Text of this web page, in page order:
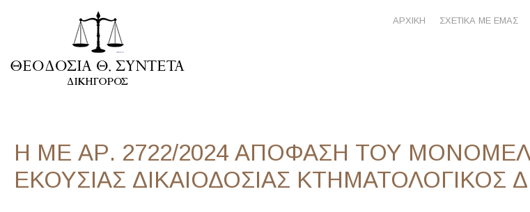
ΑΡΧΙΚΗ ΣΧΕΤΙΚΑ ΜΕ ΕΜΑΣ
Η ΜΕ ΑΡ. 2722/2024 ΑΠΟΦΑΣΗ ΤΟΥ
ΕΚΟΥΣΙΑΣ ΔΙΚΑΙΟΔΟΣΙΑΣ ΚΤΗΜΑΤΟΛΟΓΙΚΟΣ